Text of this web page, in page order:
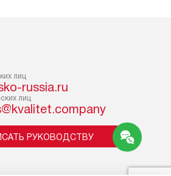
лиц
russia.ru
лиц
РУКОВОДСТВУ